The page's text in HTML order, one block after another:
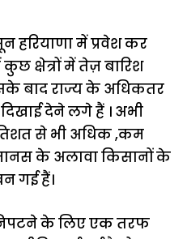
हरियाणा में प्रवेश कर
क्षेत्रों में तेज़ बारिश
बाद राज्य के अधिकतर
देने लगे हैं । अभी
से भी अधिक ,कम
के अलावा किसानों के
गई हैं।
के लिए एक तरफ